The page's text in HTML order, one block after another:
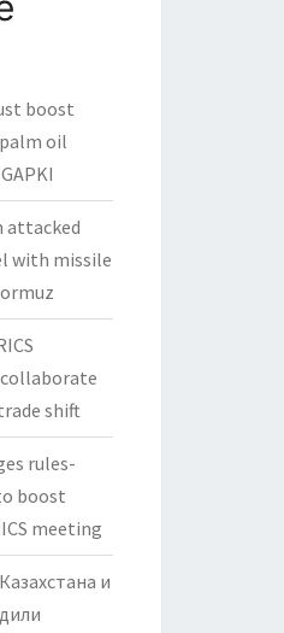
boost
oil
attacked
with missile
shift
rules-
boost
meeting
и